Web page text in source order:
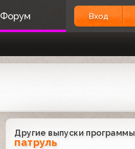
Форум Вход
Другие выпуски программы
патруль